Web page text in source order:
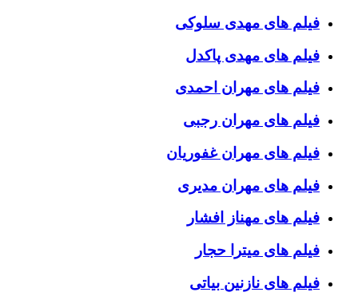
فیلم های مهدی سلوکی
فیلم های مهدی پاکدل
فیلم های مهران احمدی
فیلم های مهران رجبی
فیلم های مهران غفوریان
فیلم های مهران مدیری
فیلم های مهناز افشار
فیلم های میترا حجار
فیلم های نازنین بیاتی